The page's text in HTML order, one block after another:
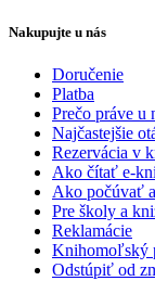
Nakupujte u nás
Doručenie
Platba
Prečo práve u
Najčastejšie
Rezervácia v
Ako čítať e-
Ako počúvať
Pre školy a
Reklamácie
Knihomoľský
Odstúpiť od